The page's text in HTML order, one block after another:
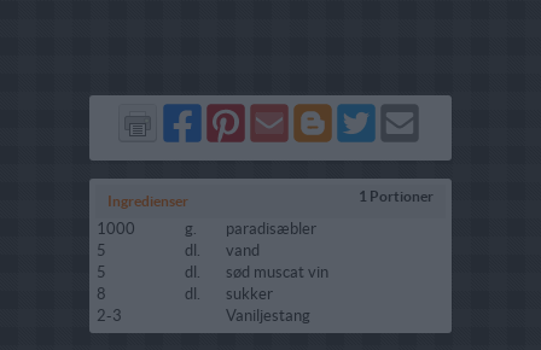
Del
på
Facebook
Del
på
Pinterest
Send
via
GMail
Del
på
Blogger
Del
på
Twitter
Send
Ingredienser 1 Portioner
1000 g.
paradisæbler
5
dl.
vand
5
dl.
sød muscat vin
8
dl.
sukker
2-3
Vaniljestang